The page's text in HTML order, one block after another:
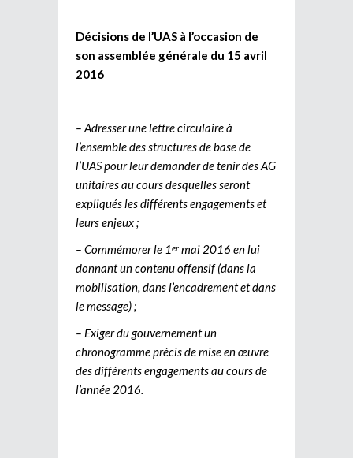
Décisions de l’UAS à l’occasion de
son assemblée générale du 15 avril
2016
– Adresser une lettre circulaire à
l’ensemble des structures de base de
l’UAS pour leur demander de tenir des AG
unitaires au cours desquelles seront
expliqués les différents engagements et
leurs enjeux ;
– Commémorer le 1er mai 2016 en lui
donnant un contenu offensif (dans la
mobilisation, dans l’encadrement et dans
le message) ;
– Exiger du gouvernement un
chronogramme précis de mise en œuvre
des différents engagements au cours de
l’année 2016.